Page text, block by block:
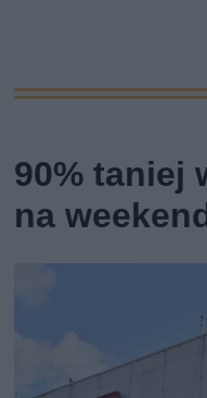
90% taniej
na